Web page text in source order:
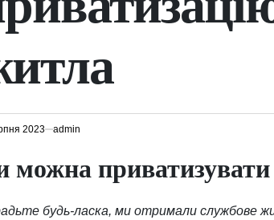
2023 admin
можна
будь-ласка, ми отримали службове